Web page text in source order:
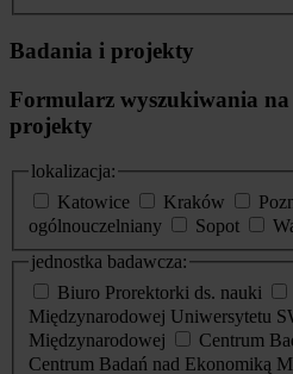
Badania i projekty
Formularz wyszukiwania na
projekty
lokalizacja:
Katowice
Kraków
ogólnouczelniany
Sopot
jednostka badawcza:
Biuro Prorektorki ds. nauki
Międzynarodowej Uniwersytetu
Międzynarodowej
Centrum
Centrum Badań nad Ekonomiką